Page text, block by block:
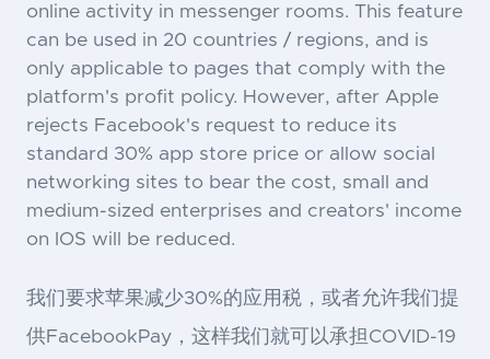
online activity in messenger rooms. This feature
can be used in 20 countries / regions, and is
only applicable to pages that comply with the
platform's profit policy. However, after Apple
rejects Facebook's request to reduce its
standard 30% app store price or allow social
networking sites to bear the cost, small and
medium-sized enterprises and creators' income
on IOS will be reduced.
我们要求苹果减少30%的应用税，或者允许我们提
供FacebookPay，这样我们就可以承担COVID-19